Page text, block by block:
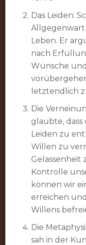
Das Leiden:
Allgegenwart
Leben. Er
nach
Wünsche
letztendlich
Die
glaubte, dass
Leiden zu
Willen zu
Gelassenheit
Kontrolle
können wir
erreichen
Willens
Die
sah in der